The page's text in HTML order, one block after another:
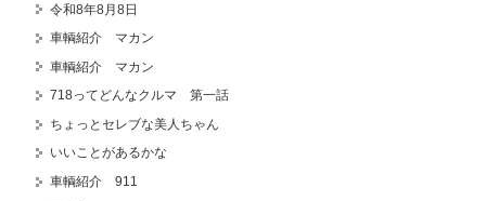
令和8年8月8日
車輌紹介 マカン
車輌紹介 マカン
718ってどんなクルマ 第一話
ちょっとセレブな美人ちゃん
いいことがあるかな
車輌紹介 911